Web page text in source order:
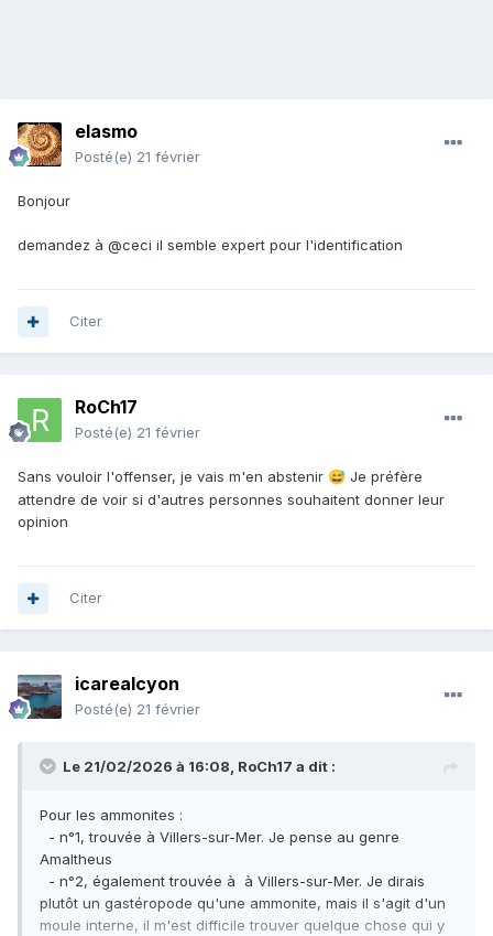
elasmo
Posté(e) 21 février
Bonjour
demandez à @ceci il semble expert pour l'identification
Citer
RoCh17
Posté(e) 21 février
Sans vouloir l'offenser, je vais m'en abstenir 😅 Je préfère
attendre de voir si d'autres personnes souhaitent donner leur
opinion
Citer
icarealcyon
Posté(e) 21 février
Le 21/02/2026 à 16:08, RoCh17 a dit :
Pour les ammonites :
- n°1, trouvée à Villers-sur-Mer. Je pense au genre
Amaltheus
- n°2, également trouvée à à Villers-sur-Mer. Je dirais
plutôt un gastéropode qu'une ammonite, mais il s'agit d'un
moule interne, il m'est difficile trouver quelque chose qui y